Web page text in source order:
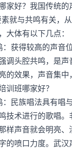
好？我国传统的
就与共鸣有关，
大体有以下几点：
获得较高的声音
调头腔共鸣，是
的效果，声音集
训班哪家好？
民族唱法具有唱
技术进行的歌唱
样声音就会明亮、
的喷口力度。武汉